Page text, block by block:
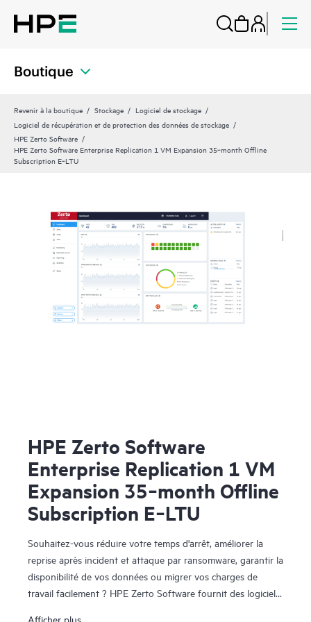
Boutique
Revenir à la boutique Stockage
Logiciel de stockage
Logiciel de récupération et de protection des données de stockage
HPE Zerto Software
HPE Zerto Software Enterprise Replication 1 VM Expansion 35‑month Offline
Subscription E‑LTU
HPE Zerto Software
Enterprise Replication 1 VM
Expansion 35‑month Offline
Subscription E‑LTU
Souhaitez-vous réduire votre temps d'arrêt, améliorer la
reprise après incident et attaque par ransomware, garantir la
disponibilité de vos données ou migrer vos charges de
travail facilement ? HPE Zerto Software fournit des logiciels
Afficher plus